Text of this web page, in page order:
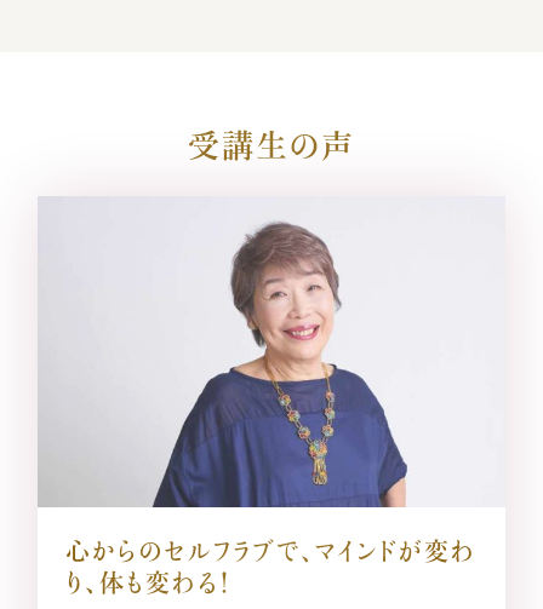
受講生の声
心からのセルフラブで、マインドが変わ
り、体も変わる！